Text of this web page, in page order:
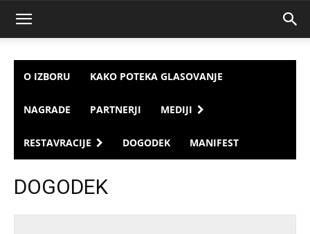
O IZBORU KAKO POTEKA GLASOVANJE
NAGRADE PARTNERJI MEDIJI
RESTAVRACIJE DOGODEK MANIFEST
DOGODEK